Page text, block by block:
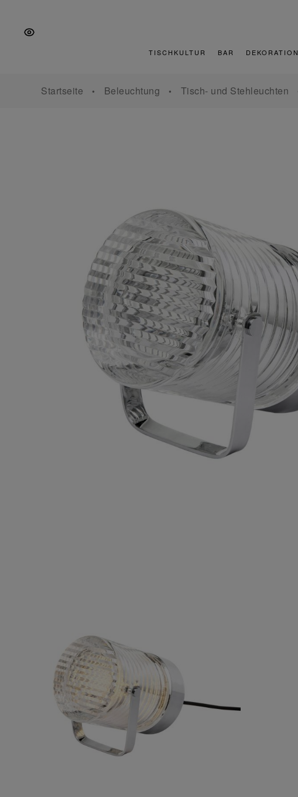
springen
springen
springen
TISCHKULTUR BAR DEKORATION
Startseite Beleuchtung Tisch- und Stehleuchten